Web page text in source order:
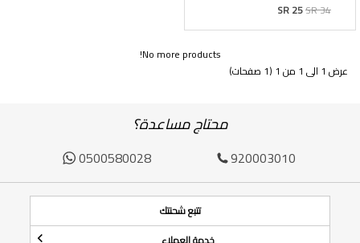
SR 25SR 34
No more products!
عرض 1 الى 1 من 1 (1 صفحات)
محتاج مساعدة؟
920003010
0500580028
تتبع شحنتك